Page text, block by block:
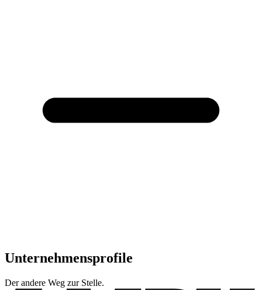
Unternehmensprofile
Der andere Weg zur Stelle.